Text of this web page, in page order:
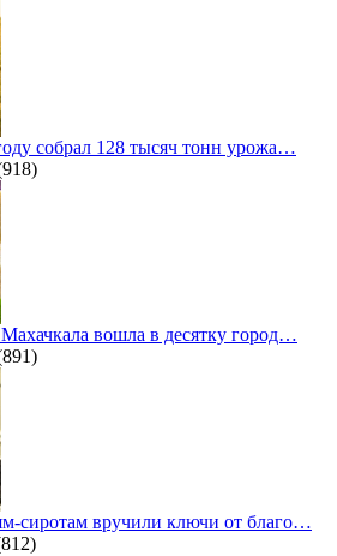
собрал 128 тысяч тонн урожа…
вошла в десятку город…
сиротам вручили ключи от благо…